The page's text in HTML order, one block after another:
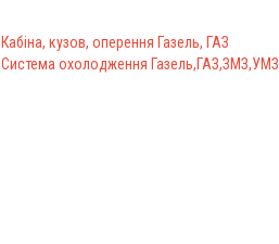
Кабіна, кузов, оперення Газель, ГАЗ
Система охолодження Газель,ГАЗ,ЗМЗ,УМЗ